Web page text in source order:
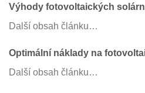
Výhody fotovoltaických
Další obsah článku…
Optimální náklady na
Další obsah článku…